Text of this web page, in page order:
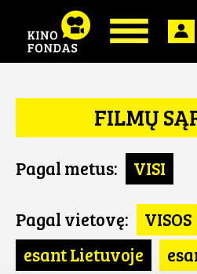
FILMŲ
Pagal metus: VISI
Pagal vietovę:
VISOS
esant Lietuvoje